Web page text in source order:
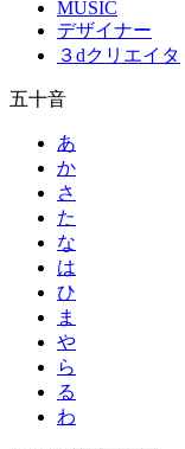
MUSIC
デザイナー
３dクリエイタ
五十音
あ
か
さ
た
な
は
ひ
ま
や
ら
る
わ